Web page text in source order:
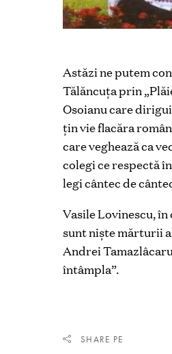
Astăzi ne putem
Tălăncuța prin
Osoianu care
țin vie flacăra
care veghează ca
colegi ce respectă
legi cântec de
Vasile Lovinescu,
sunt niște mărturii
Andrei
întâmpla”.
SHARE PE